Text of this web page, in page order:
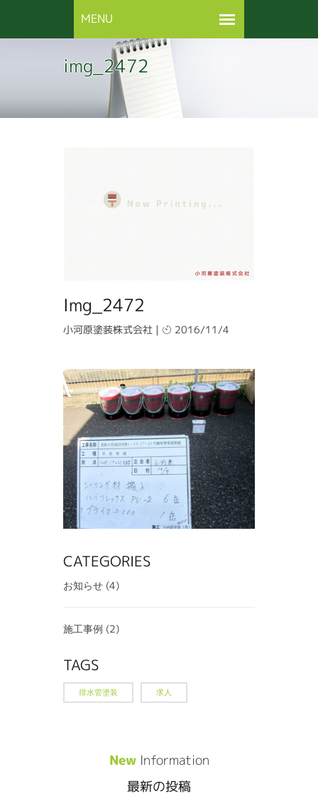
img_2472
Img_2472
小河原塗装株式会社 | 2016/11/4
CATEGORIES
お知らせ (4)
施工事例 (2)
TAGS
排水管塗装 求人
NewInformation
最新の投稿